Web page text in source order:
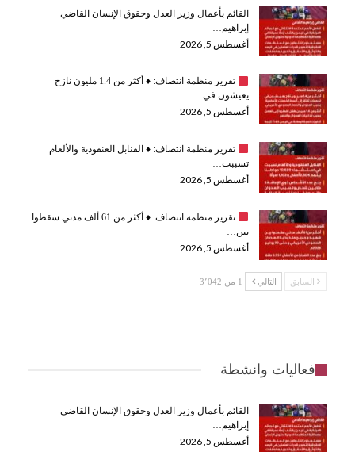
القائم بأعمال وزير العدل وحقوق الإنسان القاضي
إبراهيم…
أغسطس 5, 2026
تقرير منظمة انتصاف: ♦️
أكثر من 1.4 مليون نازح
يعيشون في…
أغسطس 5, 2026
تقرير منظمة انتصاف: ♦️القنابل العنقودية والألغام
تسببت…
أغسطس 5, 2026
تقرير منظمة انتصاف: ♦️
أكثر من 61 ألف مدني سقطوا
بين…
أغسطس 5, 2026
السابق التالي 1 من 3٬042
فعاليات وانشطة
القائم بأعمال وزير العدل وحقوق الإنسان القاضي
إبراهيم…
أغسطس 5, 2026